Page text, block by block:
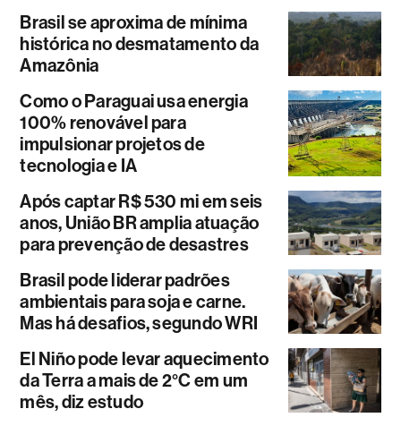
Brasil se aproxima de mínima
histórica no desmatamento da
Amazônia
Como o Paraguai usa energia
100% renovável para
impulsionar projetos de
tecnologia e IA
Após captar R$ 530 mi em seis
anos, União BR amplia atuação
para prevenção de desastres
Brasil pode liderar padrões
ambientais para soja e carne.
Mas há desafios, segundo WRI
El Niño pode levar aquecimento
da Terra a mais de 2°C em um
mês, diz estudo